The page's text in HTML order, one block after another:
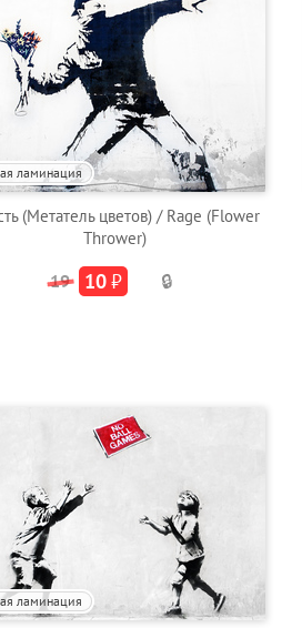
ламинация
(Метатель цветов) / Rage (Flower
Thrower)
19 10₽ 🔒
ламинация